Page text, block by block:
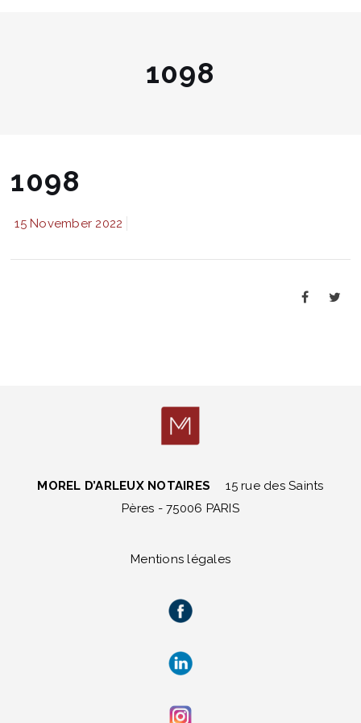
1098
1098
15 November 2022
MOREL D’ARLEUX NOTAIRES
15 rue des Saints
Pères - 75006 PARIS
Mentions légales